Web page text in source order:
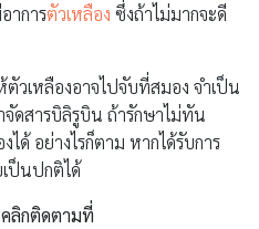
าการตัวเหลือง ซึ่งถ้าไม่มากจะดี
วเหลืองอาจไปจับที่สมอง จำเป็น
จัดสารบิลิรูบิน ถ้ารักษาไม่ทัน
ด้ อย่างไรก็ตาม หากได้รับการ
ป็นปกติได้
คลิกติดตามที่